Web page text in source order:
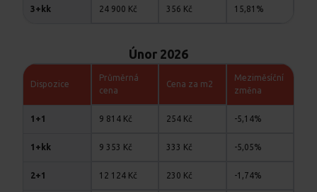
3+kk 24 900 Kč 356 Kč 15,81%
Únor 2026
Dispozice
Průměrná
cena
Cena za m2
Meziměsíční
změna
1+1 9 814 Kč 254 Kč -5,14%
1+kk 9 353 Kč 333 Kč -5,05%
2+1 12 124 Kč 230 Kč -1,74%